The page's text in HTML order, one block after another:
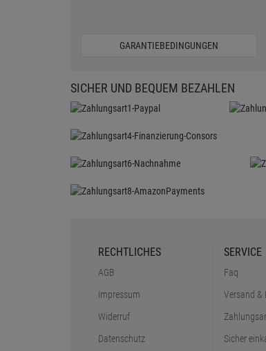
GARANTIEBEDINGUNGEN
SICHER UND BEQUEM BEZAHLEN
RECHTLICHES
AGB
Impressum
Widerruf
Datenschutz
SERVICE
Faq
Versand &
Sicher